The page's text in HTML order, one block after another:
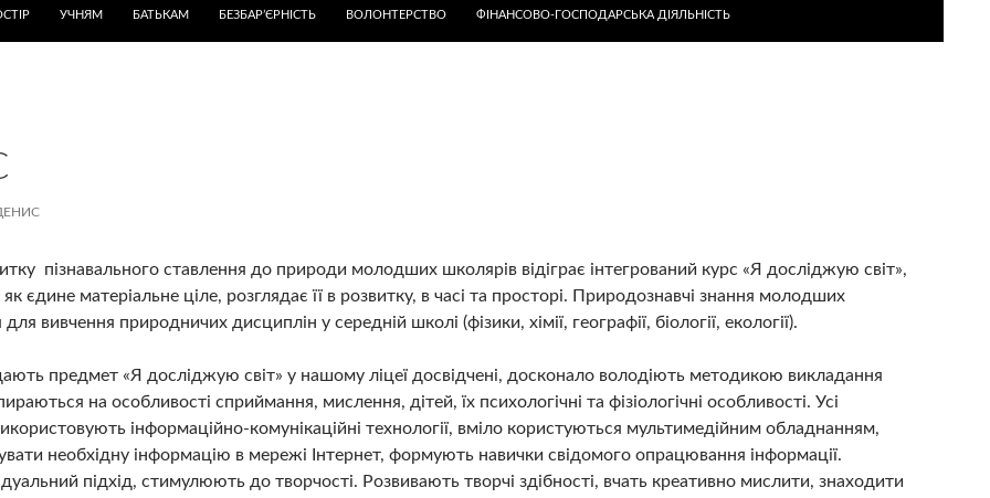
УЧНЯМ БАТЬКАМ БЕЗБАР’ЄРНІСТЬ ВОЛОНТЕРСТВО ФІНАНСОВО-ГОСПОДАРСЬКА ДІЯЛЬНІСТЬ
пізнавального ставлення до природи молодших школярів відіграє інтегрований курс «Я досліджую світ»,
єдине матеріальне ціле, розглядає її в розвитку, в часі та просторі. Природознавчі знання молодших
вивчення природничих дисциплін у середній школі (фізики, хімії, географії, біології, екології).
предмет «Я досліджую світ» у нашому ліцеї досвідчені, досконало володіють методикою викладання
на особливості сприймання, мислення, дітей, їх психологічні та фізіологічні особливості. Усі
інформаційно-комунікаційні технології, вміло користуються мультимедійним обладнанням,
необхідну інформацію в мережі Інтернет, формують навички свідомого опрацювання інформації.
підхід, стимулюють до творчості. Розвивають творчі здібності, вчать креативно мислити, знаходити